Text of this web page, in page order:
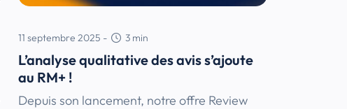
11 septembre 2025 - 3 min
L’analyse qualitative des avis s’ajoute
au RM+ !
Depuis son lancement, notre offre Review